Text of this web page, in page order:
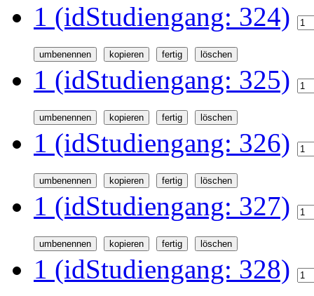
1 (idStudiengang: 324)
1 (idStudiengang: 325)
1 (idStudiengang: 326)
1 (idStudiengang: 327)
1 (idStudiengang: 328)